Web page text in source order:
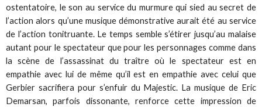
ostentatoire, le son au service du murmure qui sied au secret de
l’action alors qu’une musique démonstrative aurait été au service
de l’action tonitruante. Le temps semble s’étirer jusqu’au malaise
autant pour le spectateur que pour les personnages comme dans
la scène de l’assassinat du traître où le spectateur est en
empathie avec lui de même qu’il est en empathie avec celui que
Gerbier sacrifiera pour s’enfuir du Majestic. La musique de Eric
Demarsan, parfois dissonante, renforce cette impression de